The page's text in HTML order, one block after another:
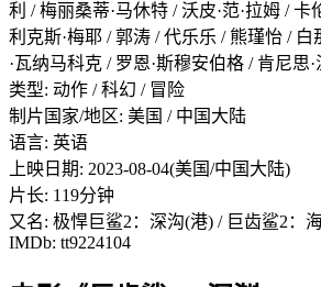
利 / 梅丽桑蒂·马休特 / 沃皮·范·拉姆 / 卡
利克斯·梅耶 / 郭涛 / 代乐乐 / 熊瑾怡 /
·瓦纳马科克 / 罗恩·斯穆安伯格 / 肯尼思·
类型: 动作 / 科幻 / 冒险
制片国家/地区: 美国 / 中国大陆
语言: 英语
上映日期: 2023-08-04(美国/中国大陆)
片长: 119分钟
又名: 极悍巨鲨2：深沟(港) / 巨齿鲨2：
IMDb: tt9224104